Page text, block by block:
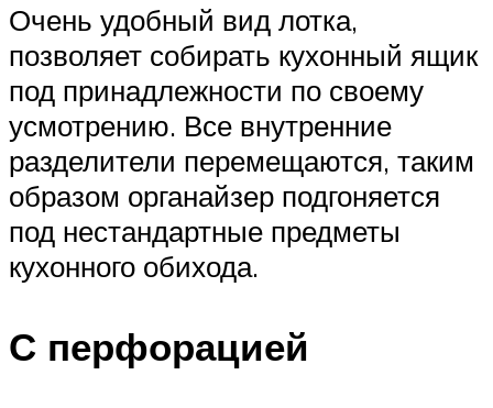
Очень удобный вид лотка,
позволяет собирать кухонный ящик
под принадлежности по своему
усмотрению. Все внутренние
разделители перемещаются, таким
образом органайзер подгоняется
под нестандартные предметы
кухонного обихода.
С перфорацией